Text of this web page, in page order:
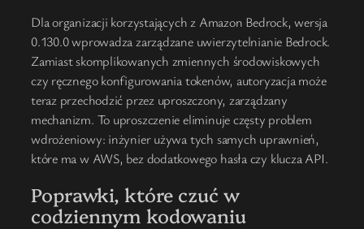
Dla organizacji korzystających z Amazon Bedrock, wersja
0.130.0 wprowadza zarządzane uwierzytelnianie Bedrock.
Zamiast skomplikowanych zmiennych środowiskowych
czy ręcznego konfigurowania tokenów, autoryzacja może
teraz przechodzić przez uproszczony, zarządzany
mechanizm. To uproszczenie eliminuje częsty problem
wdrożeniowy: inżynier używa tych samych uprawnień,
które ma w AWS, bez dodatkowego hasła czy klucza API.
Poprawki, które czuć w
codziennym kodowaniu